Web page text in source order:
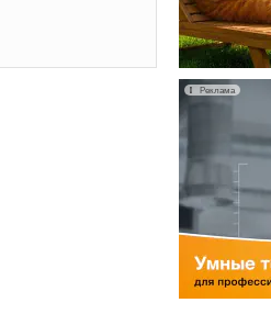
Реклама